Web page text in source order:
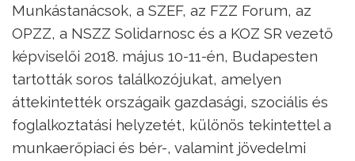
Munkástanácsok, a SZEF, az FZZ Forum, az
OPZZ, a NSZZ Solidarnosc és a KOZ SR vezető
képviselői 2018. május 10-11-én, Budapesten
tartották soros találkozójukat, amelyen
áttekintették országaik gazdasági, szociális és
foglalkoztatási helyzetét, különös tekintettel a
munkaerőpiaci és bér-, valamint jövedelmi